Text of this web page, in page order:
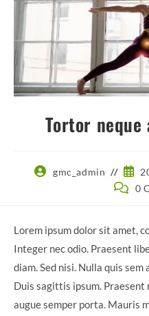
Tortor
Postgmc_admin
Post
Post 0
Lorem ipsum dolor sit amet,
Integer nec odio. Praesent
diam. Sed nisi. Nulla quis
Duis sagittis ipsum. Praesent
augue semper porta. Mauris